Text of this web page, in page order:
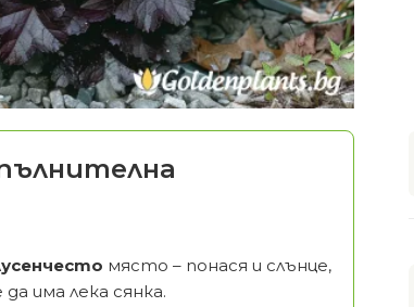
място – понася и слънце,
има лека сянка.